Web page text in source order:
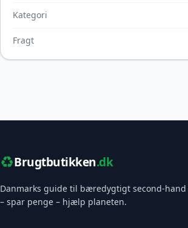
Kategori
Fragt
♻️Brugtbutikken.dk
Danmarks guide til bæredygtigt second-
– spar penge – hjælp planeten.